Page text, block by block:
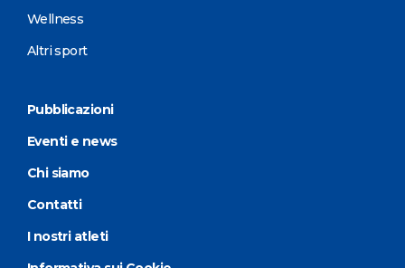
Wellness
Altri sport
Pubblicazioni
Eventi e news
Chi siamo
Contatti
I nostri atleti